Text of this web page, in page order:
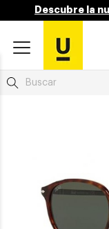
Descubre la